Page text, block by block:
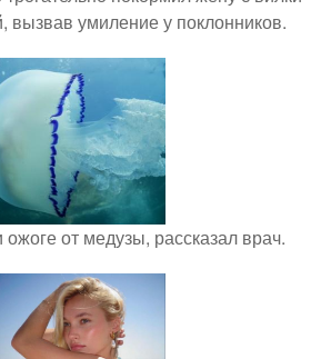
вызвав умиление у поклонников.
ожоге от медузы, рассказал врач.